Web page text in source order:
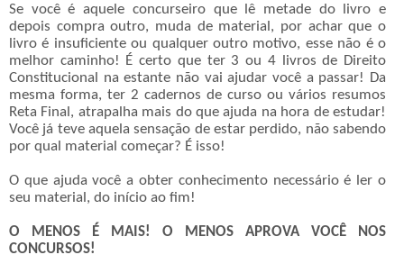
Se você é aquele concurseiro que lê metade do livro e
depois compra outro, muda de material, por achar que o
livro é insuficiente ou qualquer outro motivo, esse não é o
melhor caminho! É certo que ter 3 ou 4 livros de Direito
Constitucional na estante não vai ajudar você a passar! Da
mesma forma, ter 2 cadernos de curso ou vários resumos
Reta Final, atrapalha mais do que ajuda na hora de estudar!
Você já teve aquela sensação de estar perdido, não sabendo
por qual material começar? É isso!
O que ajuda você a obter conhecimento necessário é ler o
seu material, do início ao fim!
O MENOS É MAIS! O MENOS APROVA VOCÊ NOS
CONCURSOS!